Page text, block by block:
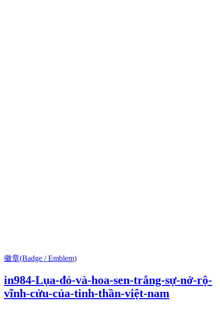
徽章(Badge / Emblem)
in984-Lụa-đỏ-và-hoa-sen-trắng-sự-nở-rộ-
vĩnh-cửu-của-tinh-thần-việt-nam